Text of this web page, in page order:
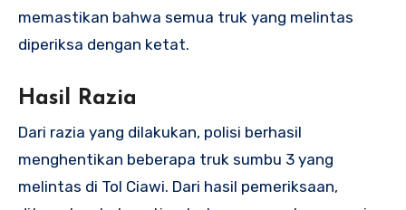
memastikan bahwa semua truk yang melintas
diperiksa dengan ketat.
Hasil Razia
Dari razia yang dilakukan, polisi berhasil
menghentikan beberapa truk sumbu 3 yang
melintas di Tol Ciawi. Dari hasil pemeriksaan,